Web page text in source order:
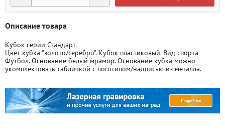
Описание товара
Кубок серии Стандарт.
Цвет кубка-"золото/серебро". Кубок пластиковый. Вид спорта-
Футбол. Основание белый мрамор. Основание кубка можно
укомплектовать табличкой с логотипом/надписью из металла.